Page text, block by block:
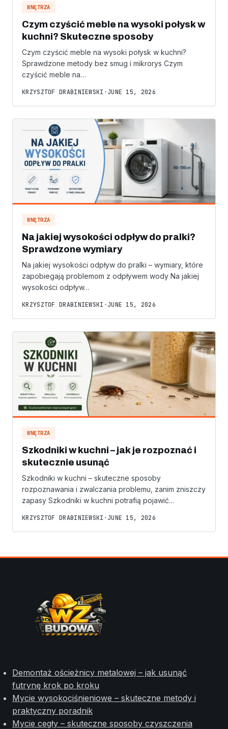
WNĘTRZA
Czym czyścić meble na wysoki połysk w
kuchni? Skuteczne sposoby
Czym czyścić meble na wysoki połysk w kuchni?
Sprawdzone metody bez smug i mikrorys Czym
czyścić meble na…
KRZYSZTOF DRABINIEWSKI • JUNE 15, 2026
WNĘTRZA
Na jakiej wysokości odpływ do pralki?
Sprawdzone wymiary
Na jakiej wysokości odpływ do pralki – wymiary, które
zapobiegają problemom z odpływem wody Na jakiej
wysokości odpływ…
KRZYSZTOF DRABINIEWSKI • JUNE 15, 2026
WNĘTRZA
Szkodniki w kuchni – jak je rozpoznać i
skutecznie usunąć
Szkodniki w kuchni – skuteczne sposoby
rozpoznawania i zwalczania problemu, zanim zniszczy
zapasy Szkodniki w kuchni potrafią pojawić…
KRZYSZTOF DRABINIEWSKI • JUNE 15, 2026
Demontaż ościeżnicy metalowej – jak usunąć
futrynę krok po kroku
Mycie wysokociśnieniowe – skuteczne metody i
praktyczny poradnik
Mycie cegły – skuteczne sposoby czyszczenia